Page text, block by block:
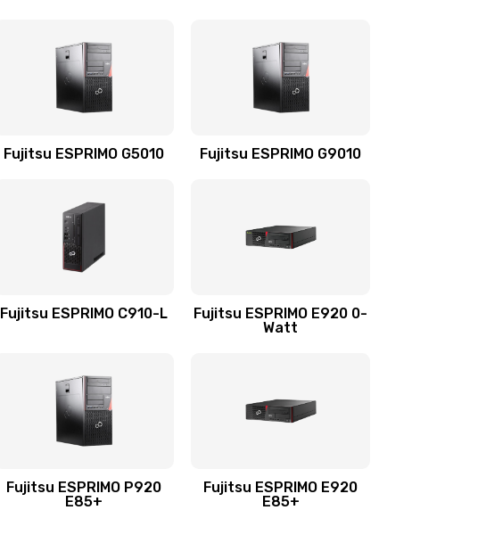
Fujitsu ESPRIMO G5010 Fujitsu ESPRIMO G9010
Fujitsu ESPRIMO C910-L
Fujitsu ESPRIMO E920 0-
Watt
Fujitsu ESPRIMO P920
E85+
Fujitsu ESPRIMO E920
E85+